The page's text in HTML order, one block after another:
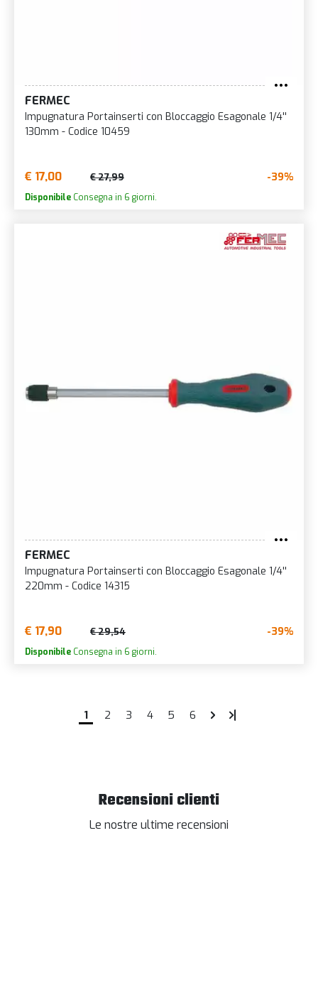
FERMEC
Impugnatura Portainserti con Bloccaggio Esagonale 1/4''
130mm - Codice 10459
€ 17,00 € 27,99 -39%
Disponibile Consegna in 6 giorni.
FERMEC
Impugnatura Portainserti con Bloccaggio Esagonale 1/4''
220mm - Codice 14315
€ 17,90 € 29,54 -39%
Disponibile Consegna in 6 giorni.
1 2 3 4 5 6
Recensioni clienti
Le nostre ultime recensioni